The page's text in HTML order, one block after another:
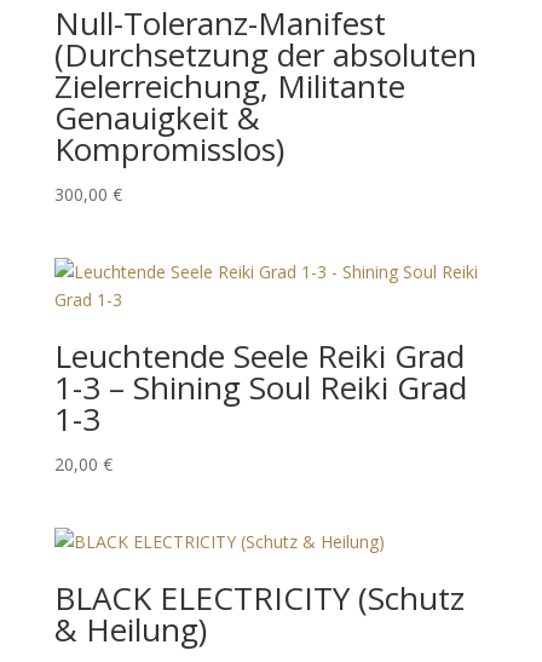
Null-Toleranz-Manifest
(Durchsetzung der absoluten
Zielerreichung, Militante
Genauigkeit &
Kompromisslos)
300,00 €
Leuchtende Seele Reiki Grad
1-3 – Shining Soul Reiki Grad
1-3
20,00 €
BLACK ELECTRICITY (Schutz
& Heilung)